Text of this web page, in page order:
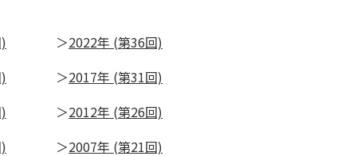
2022年 (第36回)
2017年 (第31回)
2012年 (第26回)
2007年 (第21回)